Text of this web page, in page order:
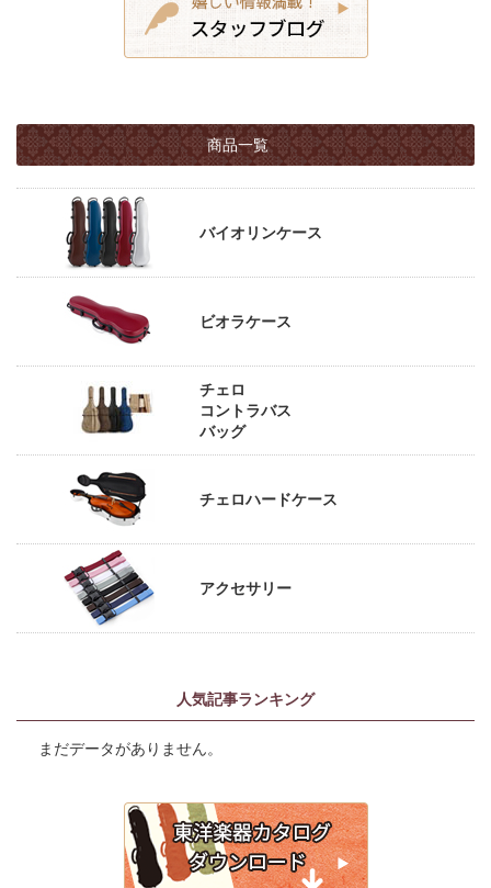
商品一覧
バイオリンケース
ビオラケース
チェロ
コントラバス
バッグ
チェロハードケース
アクセサリー
人気記事ランキング
まだデータがありません。